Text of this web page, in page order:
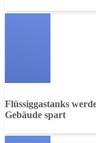
Flüssiggastanks
Gebäude spart